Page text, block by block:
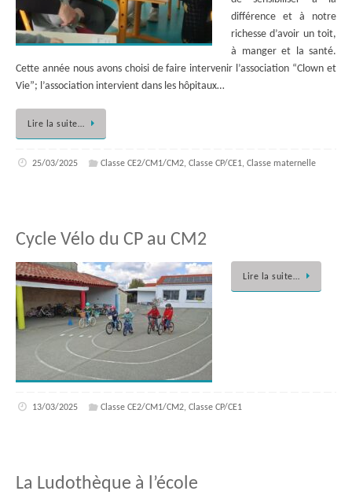
différence et à notre
richesse d’avoir un toit,
à manger et la santé.
Cette année nous avons choisi de faire intervenir l’association “Clown et
Vie”; l’association intervient dans les hôpitaux…
Lire la suite…
25/03/2025 Classe CE2/CM1/CM2,Classe CP/CE1,Classe maternelle
Cycle Vélo du CP au CM2
Lire la suite…
13/03/2025 Classe CE2/CM1/CM2,Classe CP/CE1
La Ludothèque à l’école